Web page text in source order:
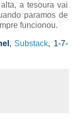
a tesoura vai
paramos de
funcionou.
, Substack, 1-7-